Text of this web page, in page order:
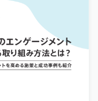
経営